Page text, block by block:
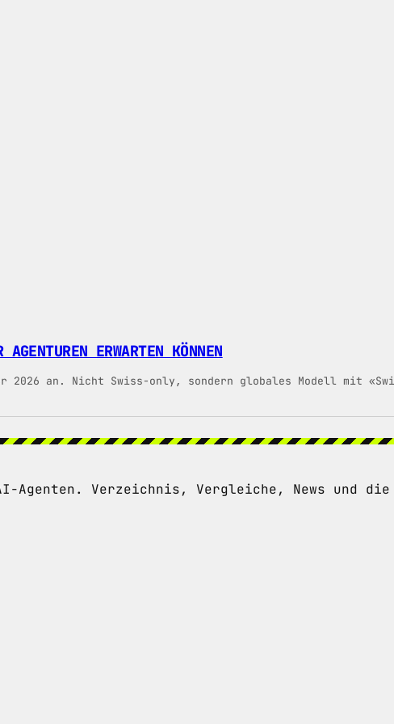
ERWARTEN KÖNNEN
2026 an. Nicht Swiss-only, sondern globales Modell mit
Agenten. Verzeichnis, Vergleiche, News und